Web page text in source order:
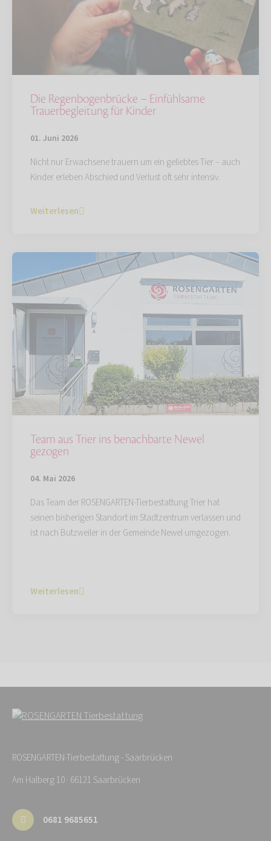
Die Regenbogenbrücke – Einfühlsame
Trauerbegleitung für Kinder
01. Juni 2026
Nicht nur Erwachsene trauern um ein geliebtes Tier – auch
Kinder erleben Abschied und Verlust oft sehr intensiv.
Weiterlesen
Team aus Trier ins benachbarte Newel
gezogen
04. Mai 2026
Das Team der ROSENGARTEN-Tierbestattung Trier hat
seinen bisherigen Standort im Stadtzentrum verlassen und
ist nach Butzweiler in der Gemeinde Newel umgezogen.
Weiterlesen
ROSENGARTEN-Tierbestattung - Saarbrücken
Am Halberg 10 · 66121 Saarbrücken
0681 9685651